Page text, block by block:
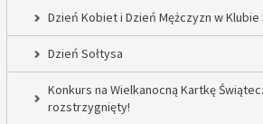
Dzień Kobiet i Dzień Mężczyzn w Klubie
Dzień Sołtysa
Konkurs na Wielkanocną Kartkę
rozstrzygnięty!